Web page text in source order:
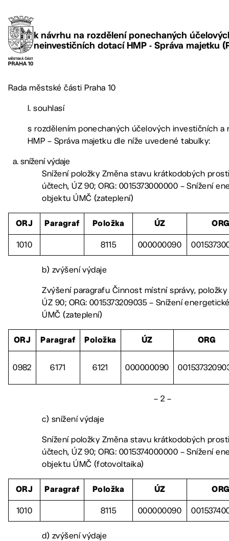
k návrhu na rozdělení ponechaných
neinvestičních dotací HMP - Správa majetku
Rada městské části Praha 10
I. souhlasí
s rozdělením ponechaných účelových investičních a
HMP – Správa majetku dle níže uvedené tabulky:
snížení výdaje
Snížení položky Změna stavu krátkodobých
účtech, ÚZ 90; ORG: 0015373000000 – Snížení
objektu ÚMČ (zateplení)
ORJ Paragraf Položka ÚZ
1010 8115 000000090
b) zvýšení výdaje
Zvýšení paragrafu Činnost místní správy,
ÚZ 90; ORG: 0015373209035 – Snížení
ÚMČ (zateplení)
ORJ Paragraf Položka ÚZ ORG
0982 6171 6121 000000090
– 2 –
c) snížení výdaje
Snížení položky Změna stavu krátkodobých
účtech, ÚZ 90; ORG: 0015374000000 – Snížení
objektu ÚMČ (fotovoltaika)
ORJ Paragraf Položka ÚZ
1010 8115 000000090
d) zvýšení výdaje